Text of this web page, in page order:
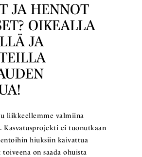
JA HENNOT
OIKEALLA
JA
liikkeellemme valmiina
Kasvatusprojekti ei tuonutkaan
hiuksiin kaivattua
on saada ohuista